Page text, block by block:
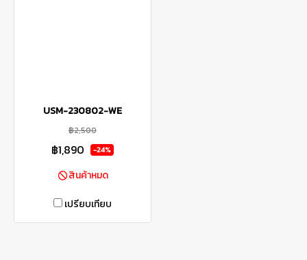
USM-230802-WE
฿2,500
฿1,890 -24%
สินค้าหมด
เปรียบเทียบ